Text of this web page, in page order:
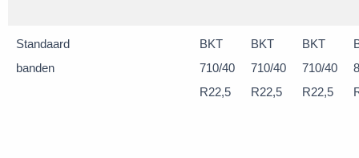
Standaard
banden
BKT
710/40
R22,5
BKT
710/40
R22,5
BKT
710/40
R22,5